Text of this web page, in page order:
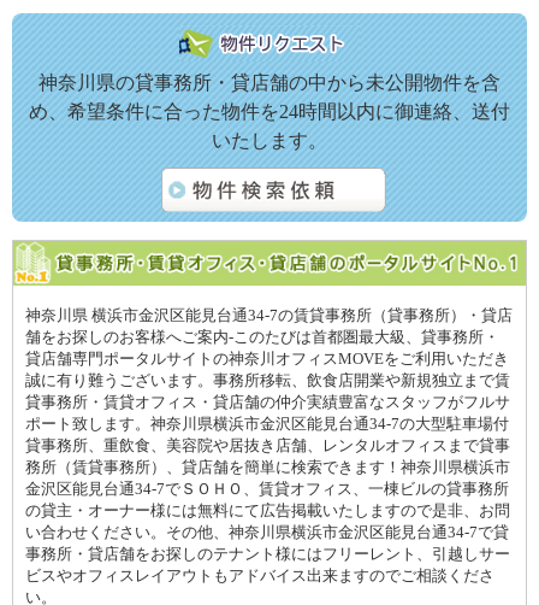
神奈川県の貸事務所・貸店舗の中から未公開物件を含
め、希望条件に合った物件を24時間以内に御連絡、送付
いたします。
神奈川県 横浜市金沢区能見台通34-7の賃貸事務所（貸事務所）・貸店
舗をお探しのお客様へご案内-このたびは首都圏最大級、貸事務所・
貸店舗専門ポータルサイトの神奈川オフィスMOVEをご利用いただき
誠に有り難うございます。事務所移転、飲食店開業や新規独立まで賃
貸事務所・賃貸オフィス・貸店舗の仲介実績豊富なスタッフがフルサ
ポート致します。神奈川県横浜市金沢区能見台通34-7の大型駐車場付
貸事務所、重飲食、美容院や居抜き店舗、レンタルオフィスまで貸事
務所（賃貸事務所）、貸店舗を簡単に検索できます！神奈川県横浜市
金沢区能見台通34-7でＳＯＨＯ、賃貸オフィス、一棟ビルの貸事務所
の貸主・オーナー様には無料にて広告掲載いたしますので是非、お問
い合わせください。その他、神奈川県横浜市金沢区能見台通34-7で貸
事務所・貸店舗をお探しのテナント様にはフリーレント、引越しサー
ビスやオフィスレイアウトもアドバイス出来ますのでご相談くださ
い。